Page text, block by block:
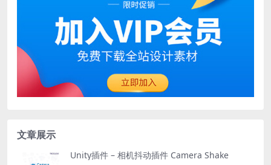
文章展示
Unity插件 – 相机抖动插件 Camera Shake